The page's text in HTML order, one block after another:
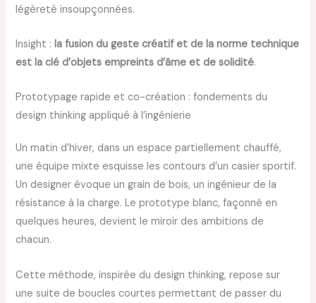
légèreté insoupçonnées.
Insight :la fusion du geste créatif et de la norme technique
est la clé d’objets empreints d’âme et de solidité.
Prototypage rapide et co-création : fondements du
design thinking appliqué à l’ingénierie
Un matin d’hiver, dans un espace partiellement chauffé,
une équipe mixte esquisse les contours d’un casier sportif.
Un designer évoque un grain de bois, un ingénieur de la
résistance à la charge. Le prototype blanc, façonné en
quelques heures, devient le miroir des ambitions de
chacun.
Cette méthode, inspirée du design thinking, repose sur
une suite de boucles courtes permettant de passer du